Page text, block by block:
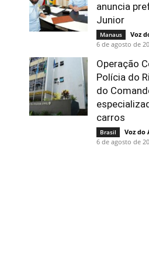
anuncia
Junior
Manaus Voz
6 de agosto de
Operação
Polícia do
do
carros
Brasil Voz do
6 de agosto de